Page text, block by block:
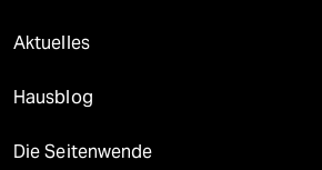
Aktuelles
Hausblog
Die Seitenwende